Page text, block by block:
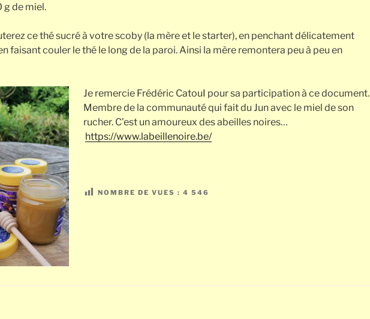
g de miel.
ce thé sucré à votre scoby (la mère et le starter), en penchant délicatement
faisant couler le thé le long de la paroi. Ainsi la mère remontera peu à peu en
Je remercie Frédéric CatouI pour sa participation à ce document.
Membre de la communauté qui fait du Jun avec le miel de son
rucher. C’est un amoureux des abeilles noires…
https://www.labeillenoire.be/
NOMBRE DE VUES : 4 546